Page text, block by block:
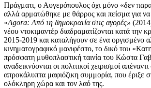
Πράγματι, ο Αυγερόπουλος όχι μόνο «δεν
αλλά αρματώθηκε με θάρρος και πείσμα για να
«Agora: Από τη δημοκρατία στις αγορές»
νέου ντοκιμαντέρ διαδραματίζονται κατά την
2015-2019 και καταλήγουν σε ένα οργισμένο
κινηματογραφικό μανιφέστο, το δικό του
πρόσφατη μυθοπλαστική ταινία του Κώστα
αναδεικνύονται οι πολιτικοί χειρισμοί
απροκάλυπτα μαφιόζικη συμμορία, που έριξε
ολόκληρη χώρα και τον λαό της.